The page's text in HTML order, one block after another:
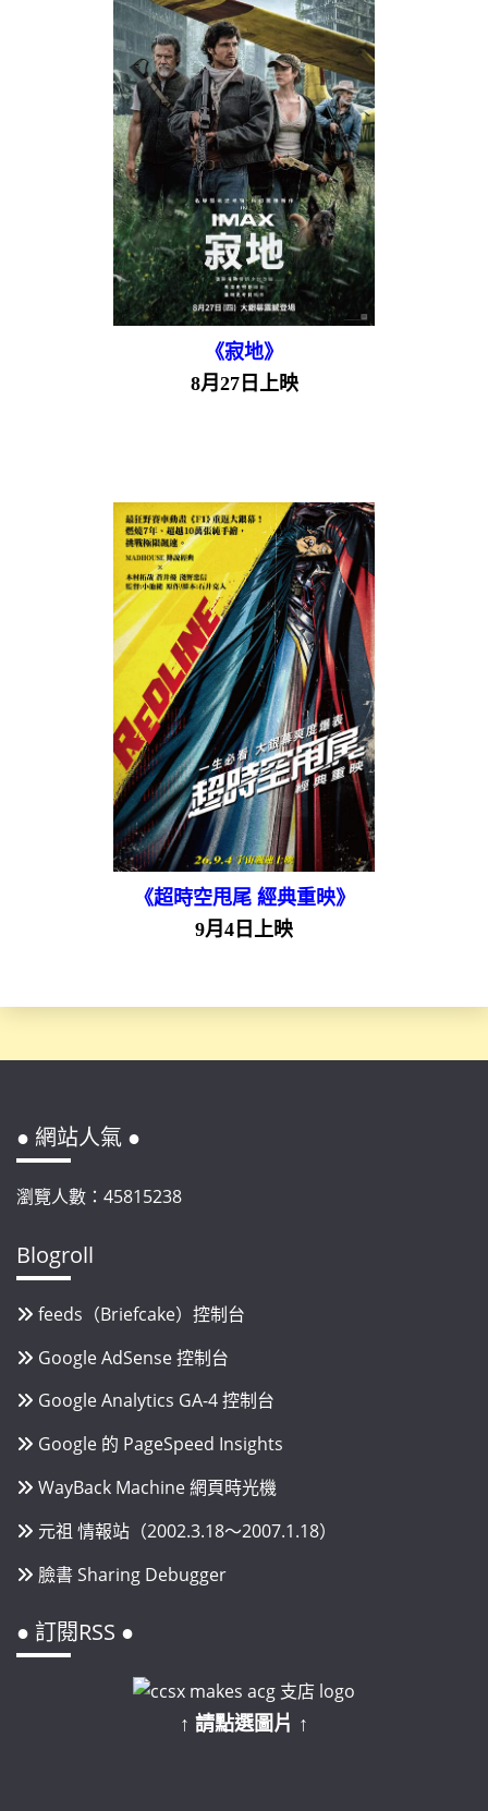
《寂地》
8月27日上映
《超時空甩尾 經典重映》
9月4日上映
● 網站人氣 ●
瀏覽人數：45815238
Blogroll
feeds（Briefcake）控制台
Google AdSense 控制台
Google Analytics GA-4 控制台
Google 的 PageSpeed Insights
WayBack Machine 網頁時光機
元祖 情報站（2002.3.18～2007.1.18）
臉書 Sharing Debugger
● 訂閱RSS ●
↑ 請點選圖片 ↑